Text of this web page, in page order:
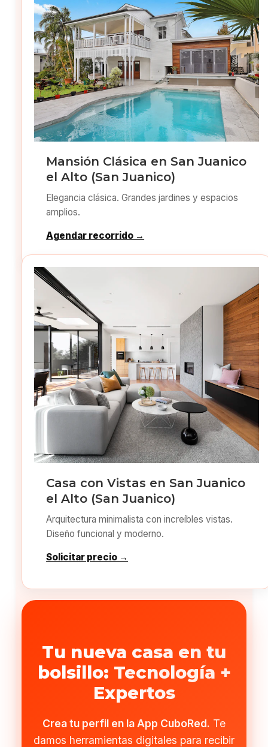
Mansión Clásica en San Juanico
el Alto (San Juanico)
Elegancia clásica. Grandes jardines y espacios
amplios.
Agendar recorrido →
Casa con Vistas en San Juanico
el Alto (San Juanico)
Arquitectura minimalista con increíbles vistas.
Diseño funcional y moderno.
Solicitar precio →
Tu nueva casa en tu
bolsillo: Tecnología +
Expertos
Crea tu perfil en la App CuboRed. Te
damos herramientas digitales para recibir